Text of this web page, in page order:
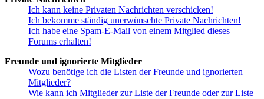
Ich kann keine Privaten Nachrichten verschicken!
Ich bekomme ständig unerwünschte Private Nachrichten!
Ich habe eine Spam-E-Mail von einem Mitglied dieses
Forums erhalten!
Freunde und ignorierte Mitglieder
Wozu benötige ich die Listen der Freunde und ignorierten
Mitglieder?
Wie kann ich Mitglieder zur Liste der Freunde oder zur Liste